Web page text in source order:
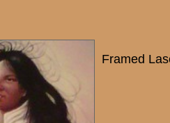
Framed